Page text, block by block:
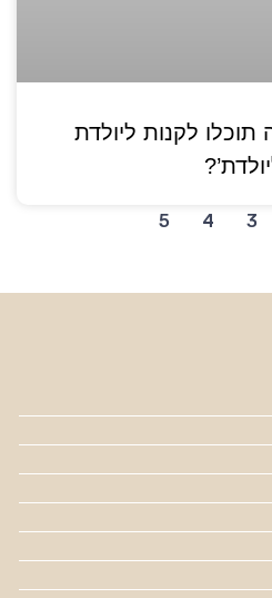
תוכלו לקנות ליולדת
3
4
5